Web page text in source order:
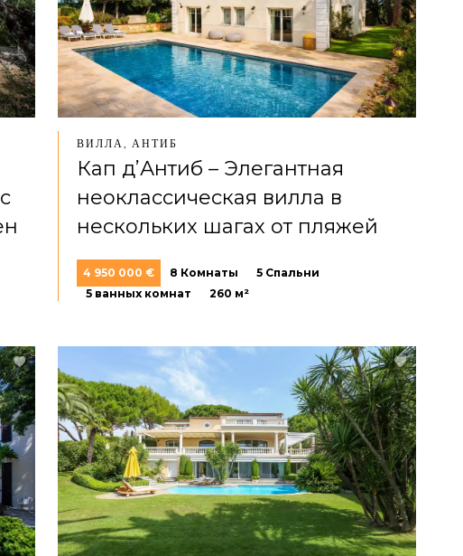
ВИЛЛА, АНТИБ
Кап д’Антиб – Элегантная
неоклассическая вилла в
нескольких шагах от пляжей
4 950 000 € 8 Комнаты
5 Спальни
5 ванных комнат
260 м²